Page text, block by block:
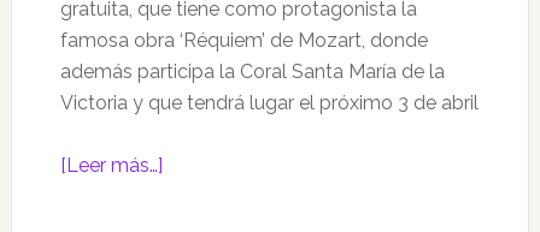
gratuita, que tiene como protagonista la
famosa obra ‘Réquiem’ de Mozart, donde
además participa la Coral Santa María de la
Victoria y que tendrá lugar el próximo 3 de abril
[Leer más…]acerca